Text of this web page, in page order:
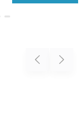
Previous Next